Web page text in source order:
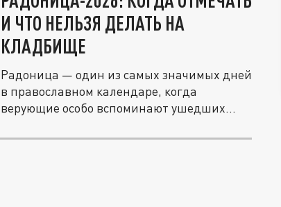
И ЧТО НЕЛЬЗЯ ДЕЛАТЬ НА
КЛАДБИЩЕ
Радоница — один из самых значимых дней
в православном календаре, когда
верующие особо вспоминают ушедших...